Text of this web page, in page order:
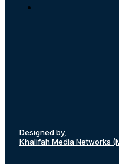
Designed by,
Khalifah Media Networks